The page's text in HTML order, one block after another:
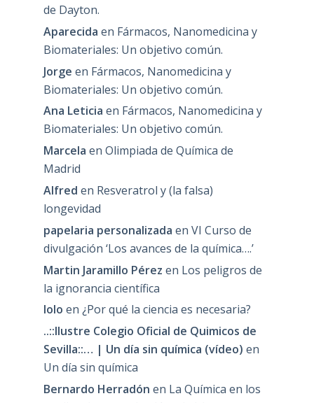
de Dayton.
Aparecida en Fármacos, Nanomedicina y
Biomateriales: Un objetivo común.
Jorge en Fármacos, Nanomedicina y
Biomateriales: Un objetivo común.
Ana Leticia en Fármacos, Nanomedicina y
Biomateriales: Un objetivo común.
Marcela en Olimpiada de Química de
Madrid
Alfred en Resveratrol y (la falsa)
longevidad
papelaria personalizada en VI Curso de
divulgación ‘Los avances de la química….’
Martin Jaramillo Pérez en Los peligros de
la ignorancia científica
lolo en ¿Por qué la ciencia es necesaria?
..::Ilustre Colegio Oficial de Quimicos de
Sevilla::… | Un día sin química (vídeo) en
Un día sin química
Bernardo Herradón en La Química en los